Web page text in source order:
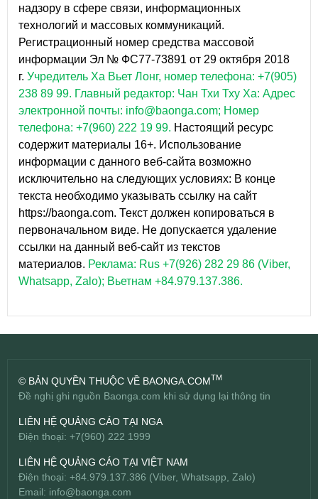
надзору в сфере связи, информационных
технологий и массовых коммуникаций.
Регистрационный номер средства массовой
информации Эл № ФС77-73891 от 29 октября 2018
г. Учредитель Ха Вьет Лонг, номер телефона: +7(905)
238 89 99. Главный редактор: Чан Тхи Тху Ха: Адрес
электронной почты: info@baonga.com; Номер
телефона: +7(960) 222 19 99. Настоящий ресурс
содержит материалы 16+. Использование
информации с данного веб-сайта возможно
исключительно на следующих условиях: В конце
текста необходимо указывать ссылку на сайт
https://baonga.com. Текст должен копироваться в
первоначальном виде. Не допускается удаление
ссылки на данный веб-сайт из текстов
материалов. Реклама: Rus +7(926) 282 29 86 (Viber,
Whatsapp, Zalo); Вьетнам +84.979.137.386.
© BẢN QUYỀN THUỘC VỀ BAONGA.COMTM
Đề nghị ghi nguồn Baonga.com khi sử dụng lại thông tin
LIÊN HỆ QUẢNG CÁO TẠI NGA
Điện thoại: +7(960) 222 1999
LIÊN HỆ QUẢNG CÁO TẠI VIỆT NAM
Điện thoại: +84.979.137.386 (Viber, Whatsapp, Zalo)
Email: info@baonga.com